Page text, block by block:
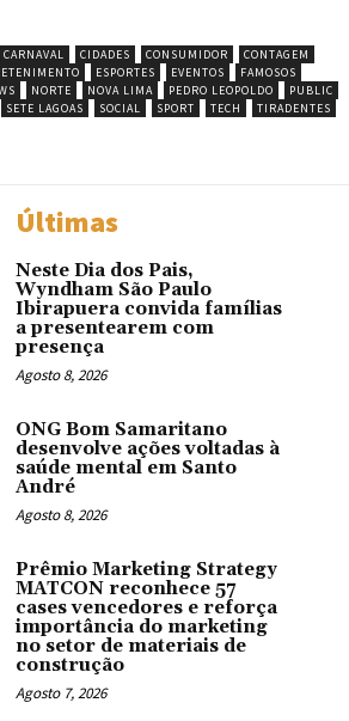
CARNAVAL CIDADES CONSUMIDOR
CONTAGEM
ESPORTES EVENTOS
FAMOSOS
NORTE NOVA LIMA PEDRO LEOPOLDO
PUBLIC
SETE LAGOAS SOCIAL SPORT TECH
TIRADENTES
Últimas
Neste Dia dos Pais,
Wyndham São Paulo
Ibirapuera convida famílias
a presentearem com
presença
Agosto 8, 2026
ONG Bom Samaritano
desenvolve ações voltadas à
saúde mental em Santo
André
Agosto 8, 2026
Prêmio Marketing Strategy
MATCON reconhece 57
cases vencedores e reforça
importância do marketing
no setor de materiais de
construção
Agosto 7, 2026